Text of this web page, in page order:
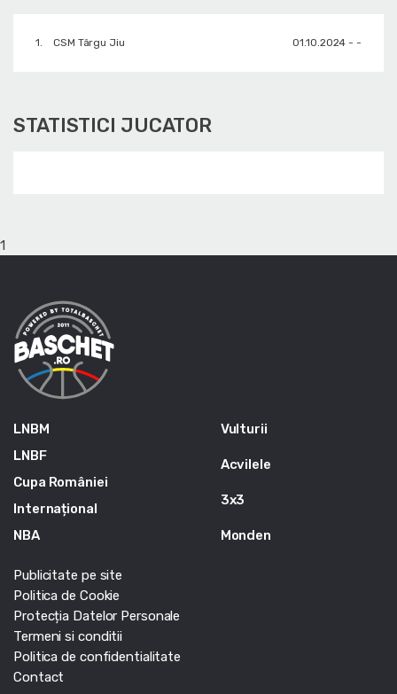
1. CSM Târgu Jiu 01.10.2024 - -
STATISTICI JUCATOR
1
LNBM
LNBF
Cupa României
Internațional
NBA
Vulturii
Acvilele
3x3
Monden
Publicitate pe site
Politica de Cookie
Protecția Datelor Personale
Termeni si conditii
Politica de confidentialitate
Contact